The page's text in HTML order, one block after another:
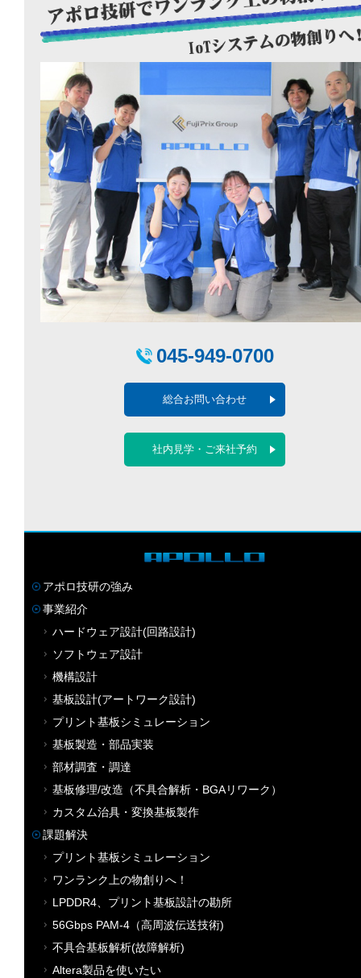
045-949-0700
総合お問い合わせ
社内見学・ご来社予約
アポロ技研の強み
事業紹介
ハードウェア設計(回路設計)
ソフトウェア設計
機構設計
基板設計(アートワーク設計)
プリント基板シミュレーション
基板製造・部品実装
部材調査・調達
基板修理/改造（不具合解析・BGAリワーク）
カスタム治具・変換基板製作
課題解決
プリント基板シミュレーション
ワンランク上の物創りへ！
LPDDR4、プリント基板設計の勘所
56Gbps PAM-4（高周波伝送技術)
不具合基板解析(故障解析)
Altera製品を使いたい